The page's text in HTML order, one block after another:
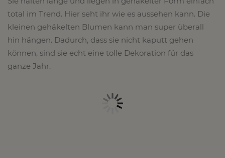
total im Trend. Hier seht ihr wie es aussehen kann. Die
kleinen gehäkelten Blumen kann man super überall
hin hängen. Dadurch, dass sie nicht kaputt gehen
können, sind sie echt eine tolle Dekoration für das
ganze Jahr.